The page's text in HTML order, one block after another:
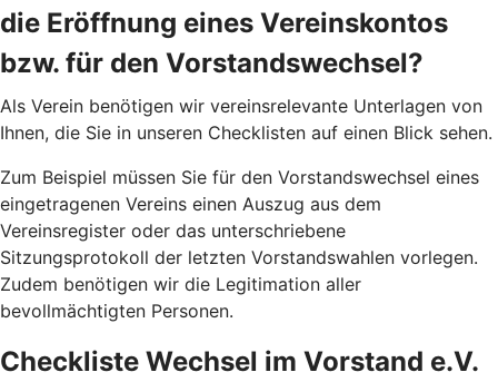
die Eröffnung eines Vereinskontos
bzw. für den Vorstandswechsel?
Als Verein benötigen wir vereinsrelevante Unterlagen von
Ihnen, die Sie in unseren Checklisten auf einen Blick sehen.
Zum Beispiel müssen Sie für den Vorstandswechsel eines
eingetragenen Vereins einen Auszug aus dem
Vereinsregister oder das unterschriebene
Sitzungsprotokoll der letzten Vorstandswahlen vorlegen.
Zudem benötigen wir die Legitimation aller
bevollmächtigten Personen.
Checkliste Wechsel im Vorstand e.V.